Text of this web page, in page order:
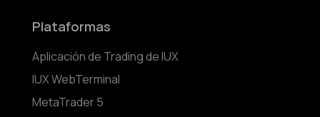
Plataformas
Aplicación de Trading de IUX
IUX WebTerminal
MetaTrader 5